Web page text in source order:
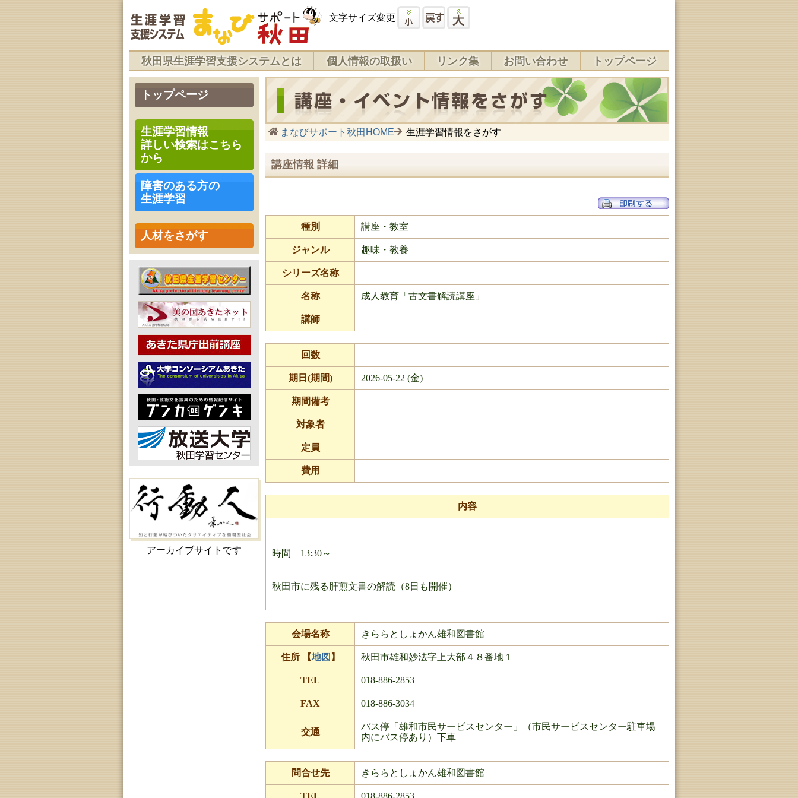
文字サイズ変更
秋田県生涯学習支援システムとは 個人情報の取扱い リンク集 お問い合わせ トップページ
トップページ
生涯学習情報
詳しい検索はこちら
から
障害のある方の
生涯学習
人材をさがす
アーカイブサイトです
まなびサポート秋田HOME 生涯学習情報をさがす
講座情報 詳細
種別 講座・教室
ジャンル 趣味・教養
シリーズ名称
名称 成人教育「古文書解読講座」
講師
回数
期日(期間) 2026-05-22 (金)
期間備考
対象者
定員
費用
内容
時間 13:30～
秋田市に残る肝煎文書の解読（8日も開催）
会場名称 きららとしょかん雄和図書館
住所 【地図 】 秋田市雄和妙法字上大部４８番地１
TEL 018-886-2853
FAX 018-886-3034
交通
バス停「雄和市民サービスセンター」（市民サービスセンター駐車場
内にバス停あり）下車
問合せ先 きららとしょかん雄和図書館
TEL 018-886-2853